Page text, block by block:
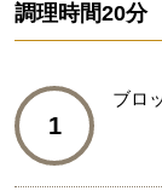
調理時間20分
1
ブロ